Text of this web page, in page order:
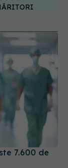
7.600 de